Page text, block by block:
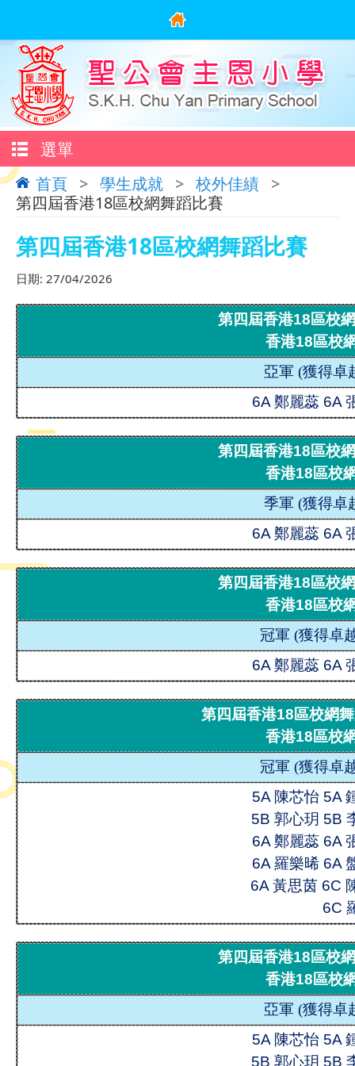
選單
首頁 > 學生成就 > 校外佳績 >
第四屆香港18區校網舞蹈比賽
第四屆香港18區校網舞蹈比賽
日期: 27/04/2026
第四屆香港18區校
香港18區校
亞軍 (獲得卓
6A 鄭麗蕊 6A
第四屆香港18區校
香港18區校
季軍 (獲得卓
6A 鄭麗蕊 6A
第四屆香港18區校
香港18區校
冠軍 (獲得卓
6A 鄭麗蕊 6A
第四屆香港18區校網
香港18區校
冠軍 (獲得卓
5A 陳芯怡 5A
5B 郭心玥 5B
6A 鄭麗蕊 6A
6A 羅樂晞 6A
6A 黃思茵 6C
6C
第四屆香港18區校
香港18區校
亞軍 (獲得卓
5A 陳芯怡 5A
5B 郭心玥 5B